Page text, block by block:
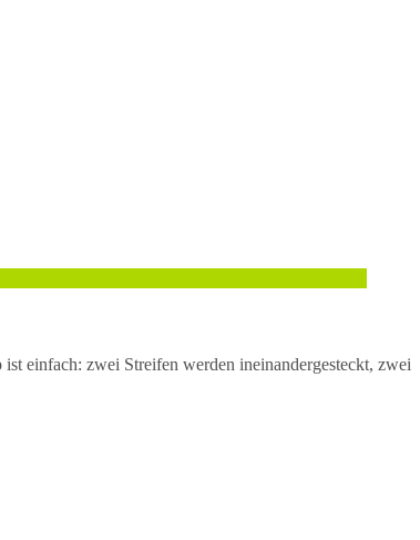
einfach: zwei Streifen werden ineinandergesteckt, zwei